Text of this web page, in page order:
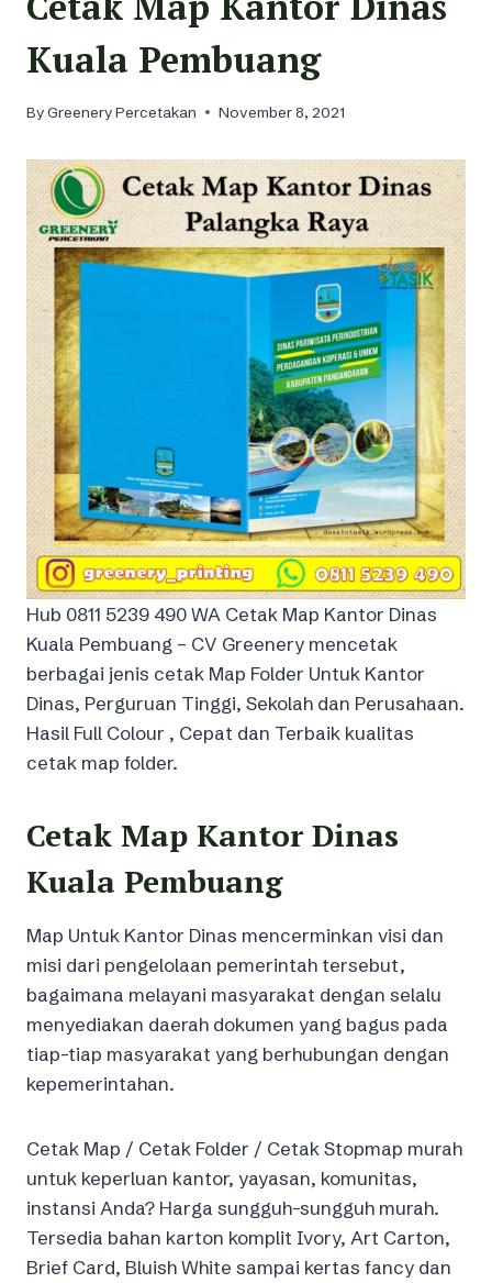
Kuala Pembuang
ByGreenery Percetakan November 8, 2021
Hub 0811 5239 490 WA Cetak Map Kantor Dinas
Kuala Pembuang – CV Greenery mencetak
berbagai jenis cetak Map Folder Untuk Kantor
Dinas, Perguruan Tinggi, Sekolah dan Perusahaan.
Hasil Full Colour , Cepat dan Terbaik kualitas
cetak map folder.
Cetak Map Kantor Dinas
Kuala Pembuang
Map Untuk Kantor Dinas mencerminkan visi dan
misi dari pengelolaan pemerintah tersebut,
bagaimana melayani masyarakat dengan selalu
menyediakan daerah dokumen yang bagus pada
tiap-tiap masyarakat yang berhubungan dengan
kepemerintahan.
Cetak Map / Cetak Folder / Cetak Stopmap murah
untuk keperluan kantor, yayasan, komunitas,
instansi Anda? Harga sungguh-sungguh murah.
Tersedia bahan karton komplit Ivory, Art Carton,
Brief Card, Bluish White sampai kertas fancy dan